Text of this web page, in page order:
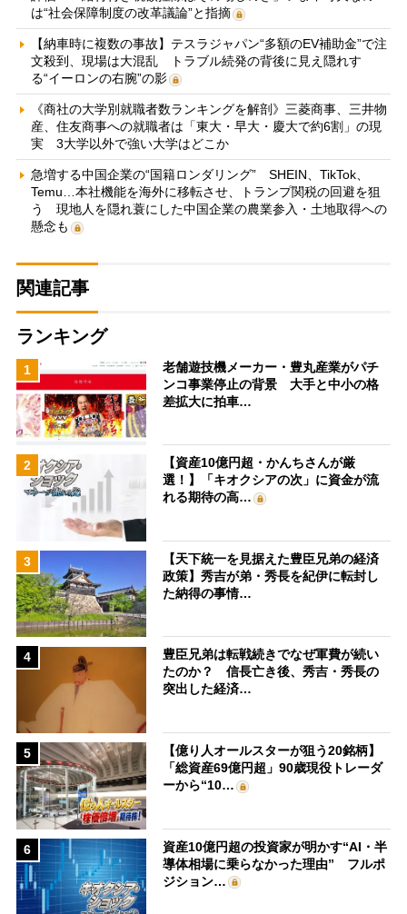
は“社会保障制度の改革議論”と指摘
【納車時に複数の事故】テスラジャパン“多額のEV補助金”で注
文殺到、現場は大混乱 トラブル続発の背後に見え隠れす
る“イーロンの右腕”の影
《商社の大学別就職者数ランキングを解剖》三菱商事、三井物
産、住友商事への就職者は「東大・早大・慶大で約6割」の現
実 3大学以外で強い大学はどこか
急増する中国企業の“国籍ロンダリング” SHEIN、TikTok、
Temu…本社機能を海外に移転させ、トランプ関税の回避を狙
う 現地人を隠れ蓑にした中国企業の農業参入・土地取得への
懸念も
関連記事
ランキング
1
老舗遊技機メーカー・豊丸産業がパチ
ンコ事業停止の背景 大手と中小の格
差拡大に拍車…
2
【資産10億円超・かんちさんが厳
選！】「キオクシアの次」に資金が流
れる期待の高…
3
【天下統一を見据えた豊臣兄弟の経済
政策】秀吉が弟・秀長を紀伊に転封し
た納得の事情…
4
豊臣兄弟は転戦続きでなぜ軍費が続い
たのか？ 信長亡き後、秀吉・秀長の
突出した経済…
5
【億り人オールスターが狙う20銘柄】
「総資産69億円超」90歳現役トレーダ
ーから“10…
6
資産10億円超の投資家が明かす“AI・半
導体相場に乗らなかった理由” フルポ
ジション…